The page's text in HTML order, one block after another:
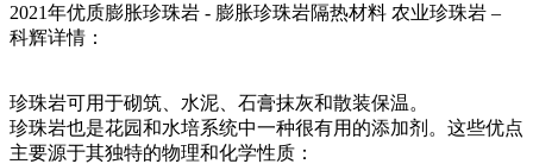
2021年优质膨胀珍珠岩 - 膨胀珍珠岩隔热材料 农业珍珠岩 –
科辉详情：
珍珠岩可用于砌筑、水泥、石膏抹灰和散装保温。
珍珠岩也是花园和水培系统中一种很有用的添加剂。这些优点
主要源于其独特的物理和化学性质：